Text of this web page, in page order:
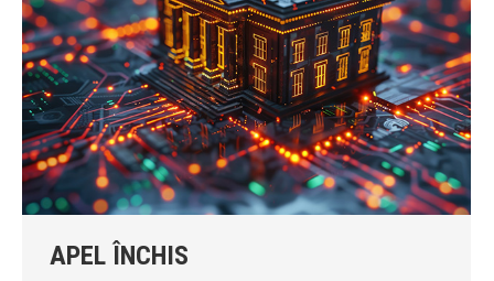
APEL ÎNCHIS